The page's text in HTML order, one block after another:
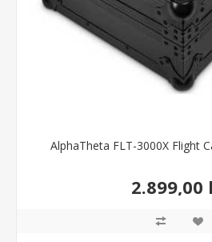
AlphaTheta FLT-3000X Flight
2.899,00